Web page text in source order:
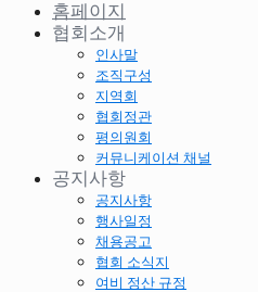
홈페이지
협회소개
인사말
조직구성
지역회
협회정관
평의원회
커뮤니케이션 채널
공지사항
공지사항
행사일정
채용공고
협회 소식지
여비 정산 규정